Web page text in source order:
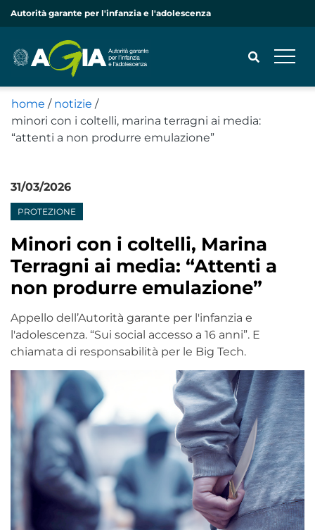
Autorità garante per l'infanzia e l'adolescenza
CERCA
home / notizie /
minori con i coltelli, marina terragni ai media:
“attenti a non produrre emulazione”
31/03/2026
PROTEZIONE
Minori con i coltelli, Marina
Terragni ai media: “Attenti a
non produrre emulazione”
Appello dell’Autorità garante per l'infanzia e
l'adolescenza. “Sui social accesso a 16 anni”. E
chiamata di responsabilità per le Big Tech.